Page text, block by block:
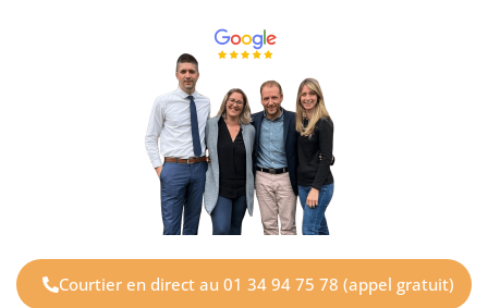
Courtier en direct au 01 34 94 75 78 (appel gratuit)